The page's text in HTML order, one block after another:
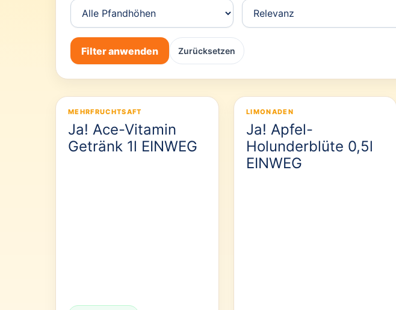
Filter anwenden Zurücksetzen
MEHRFRUCHTSAFT
Ja! Ace-Vitamin
Getränk 1l EINWEG
LIMONADEN
Ja! Apfel-
Holunderblüte 0,5l
EINWEG